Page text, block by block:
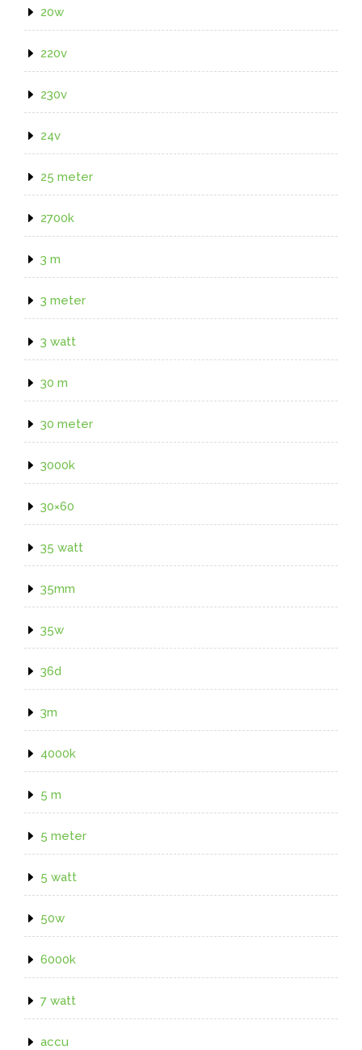
20w
220v
230v
24v
25 meter
2700k
3 m
3 meter
3 watt
30 m
30 meter
3000k
30×60
35 watt
35mm
35w
36d
3m
4000k
5 m
5 meter
5 watt
50w
6000k
7 watt
accu